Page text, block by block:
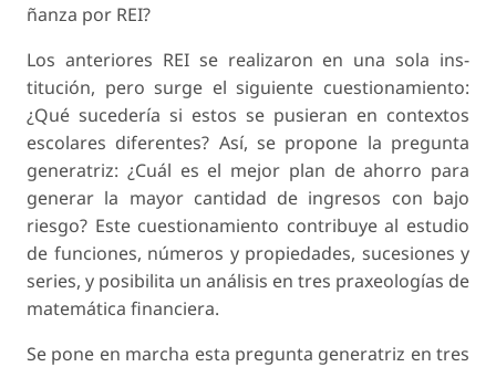
ñanza por REI?
Los anteriores REI se realizaron en una sola ins­
titución, pero surge el siguiente cuestionamiento:
¿Qué sucedería si estos se pusieran en contextos
escolares diferentes? Así, se propone la pregunta
generatriz: ¿Cuál es el mejor plan de ahorro para
generar la mayor cantidad de ingresos con bajo
riesgo? Este cuestionamiento contribuye al estudio
de funciones, números y propiedades, sucesiones y
series, y posibilita un análisis en tres praxeologías de
matemática financiera.
Se pone en marcha esta pregunta generatriz en tres